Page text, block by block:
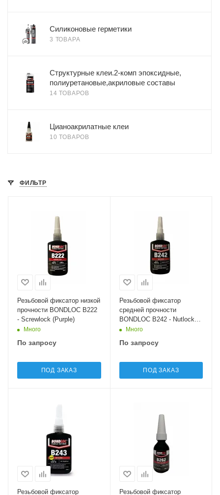
Силиконовые герметики
3 ТОВАРА
Структурные клеи.2-комп эпоксидные,
полиуретановые,акриловые составы
14 ТОВАРОВ
Цианоакрилатные клеи
10 ТОВАРОВ
ФИЛЬТР
Резьбовой фиксатор низкой
прочности BONDLOC B222
- Screwlock (Purple)
Много
По запросу
ПОД ЗАКАЗ
Резьбовой фиксатор
средней прочности
BONDLOC B242 - Nutlock
(Blue)
Много
По запросу
ПОД ЗАКАЗ
Резьбовой фиксатор Резьбовой фиксатор